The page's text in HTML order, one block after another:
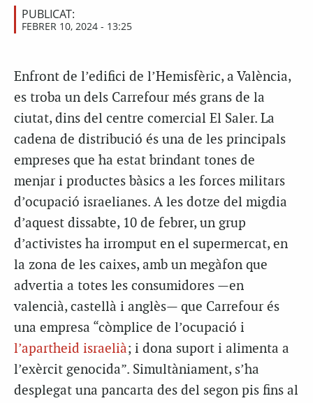
PUBLICAT:
FEBRER 10, 2024 - 13:25
Enfront de l’edifici de l’Hemisfèric, a València,
es troba un dels Carrefour més grans de la
ciutat, dins del centre comercial El Saler. La
cadena de distribució és una de les principals
empreses que ha estat brindant tones de
menjar i productes bàsics a les forces militars
d’ocupació israelianes. A les dotze del migdia
d’aquest dissabte, 10 de febrer, un grup
d’activistes ha irromput en el supermercat, en
la zona de les caixes, amb un megàfon que
advertia a totes les consumidores —en
valencià, castellà i anglès— que Carrefour és
una empresa “còmplice de l’ocupació i
l’apartheid israelià; i dona suport i alimenta a
l’exèrcit genocida”. Simultàniament, s’ha
desplegat una pancarta des del segon pis fins al